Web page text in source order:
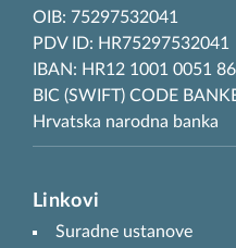
OIB: 75297532041
PDV ID: HR75297532041
IBAN: HR12 1001 0051
BIC (SWIFT) CODE
Hrvatska narodna banka
Linkovi
Suradne ustanove